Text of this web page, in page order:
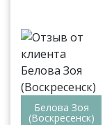
Белова Зоя
(Воскресенск)